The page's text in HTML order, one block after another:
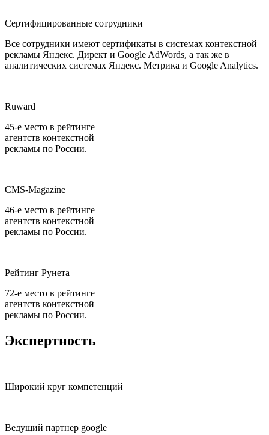
Сертифицированные сотрудники
Все сотрудники имеют сертификаты в системах контекстной
рекламы Яндекс. Директ и Google AdWords, а так же в
аналитических системах Яндекс. Метрика и Google Analytics.
Ruward
45-е место в рейтинге
агентств контекстной
рекламы по России.
CMS-Magazine
46-е место в рейтинге
агентств контекстной
рекламы по России.
Рейтинг Рунета
72-е место в рейтинге
агентств контекстной
рекламы по России.
Экспертность
Широкий круг компетенций
Ведущий партнер google